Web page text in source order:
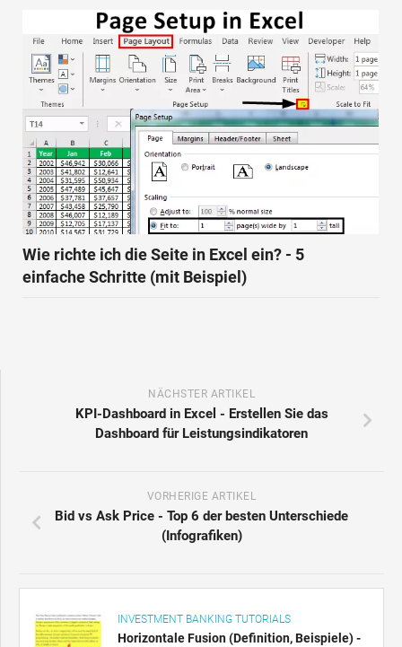
Wie richte ich die Seite in Excel ein? - 5
einfache Schritte (mit Beispiel)
NÄCHSTER ARTIKEL
KPI-Dashboard in Excel - Erstellen Sie das
Dashboard für Leistungsindikatoren
VORHERIGE ARTIKEL
Bid vs Ask Price - Top 6 der besten Unterschiede
(Infografiken)
INVESTMENT BANKING TUTORIALS
Horizontale Fusion (Definition, Beispiele) -